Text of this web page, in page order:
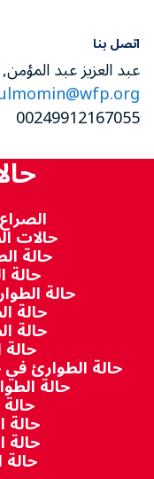
اتصل بنا
عبد العزيز عبد
00249912167055
حالات
حالة
حالة
حالة
حالة
حالة
حالة الطوارئ في
حالة
حالة
حالة